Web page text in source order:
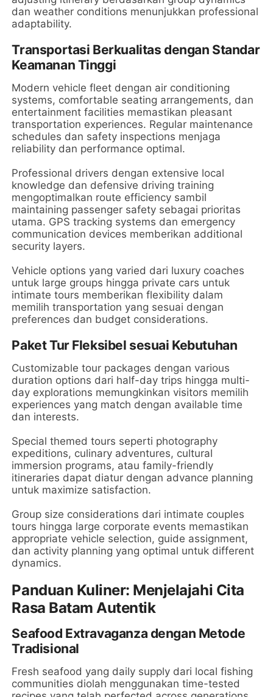
dan weather conditions menunjukkan professional
adaptability.
Transportasi Berkualitas dengan Standar
Keamanan Tinggi
Modern vehicle fleet dengan air conditioning
systems, comfortable seating arrangements, dan
entertainment facilities memastikan pleasant
transportation experiences. Regular maintenance
schedules dan safety inspections menjaga
reliability dan performance optimal.
Professional drivers dengan extensive local
knowledge dan defensive driving training
mengoptimalkan route efficiency sambil
maintaining passenger safety sebagai prioritas
utama. GPS tracking systems dan emergency
communication devices memberikan additional
security layers.
Vehicle options yang varied dari luxury coaches
untuk large groups hingga private cars untuk
intimate tours memberikan flexibility dalam
memilih transportation yang sesuai dengan
preferences dan budget considerations.
Paket Tur Fleksibel sesuai Kebutuhan
Customizable tour packages dengan various
duration options dari half-day trips hingga multi-
day explorations memungkinkan visitors memilih
experiences yang match dengan available time
dan interests.
Special themed tours seperti photography
expeditions, culinary adventures, cultural
immersion programs, atau family-friendly
itineraries dapat diatur dengan advance planning
untuk maximize satisfaction.
Group size considerations dari intimate couples
tours hingga large corporate events memastikan
appropriate vehicle selection, guide assignment,
dan activity planning yang optimal untuk different
dynamics.
Panduan Kuliner: Menjelajahi Cita
Rasa Batam Autentik
Seafood Extravaganza dengan Metode
Tradisional
Fresh seafood yang daily supply dari local fishing
communities diolah menggunakan time-tested